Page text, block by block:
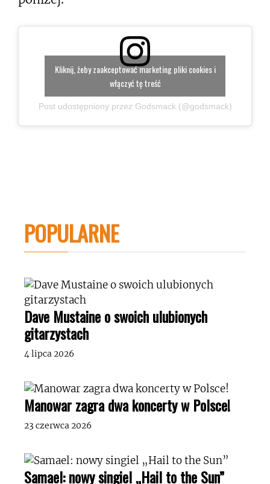
Post udostępniony przez Godsmack (@godsmack)
Kliknij, żeby zaakceptować marketing pliki cookies i
włączyć tę treść
POPULARNE
Dave Mustaine o swoich ulubionych
gitarzystach
4 lipca 2026
Manowar zagra dwa koncerty w Polsce!
23 czerwca 2026
Samael: nowy singiel „Hail to the Sun”